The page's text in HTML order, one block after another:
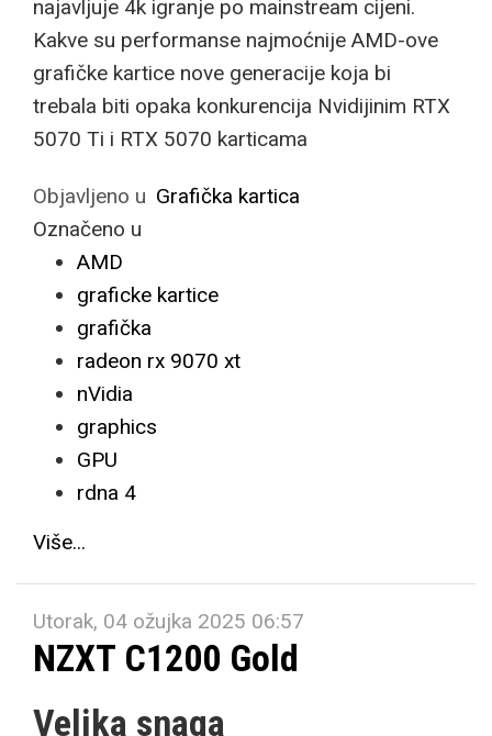
najavljuje 4k igranje po mainstream cijeni.
Kakve su performanse najmoćnije AMD-ove
grafičke kartice nove generacije koja bi
trebala biti opaka konkurencija Nvidijinim RTX
5070 Ti i RTX 5070 karticama
Objavljeno u Grafička kartica
Označeno u
AMD
graficke kartice
grafička
radeon rx 9070 xt
nVidia
graphics
GPU
rdna 4
Više...
Utorak, 04 ožujka 2025 06:57
NZXT C1200 Gold
Velika snaga